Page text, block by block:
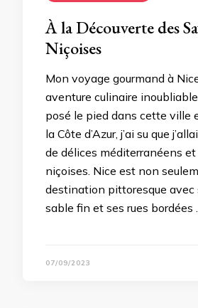
À la Découverte des
Niçoises
Mon voyage gourmand à
aventure culinaire
posé le pied dans cette ville
la Côte d’Azur, j’ai su que
de délices méditerranéens
niçoises. Nice est non
destination pittoresque avec
sable fin et ses rues bordées
07/09/2023